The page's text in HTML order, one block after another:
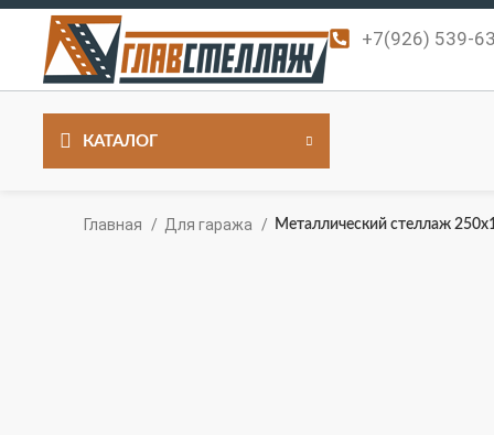
+7(926) 539-
КАТАЛОГ
Главная Для гаража Металлический стеллаж